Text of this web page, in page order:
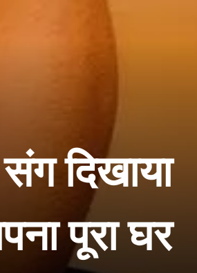
दिखाया
पूरा घर